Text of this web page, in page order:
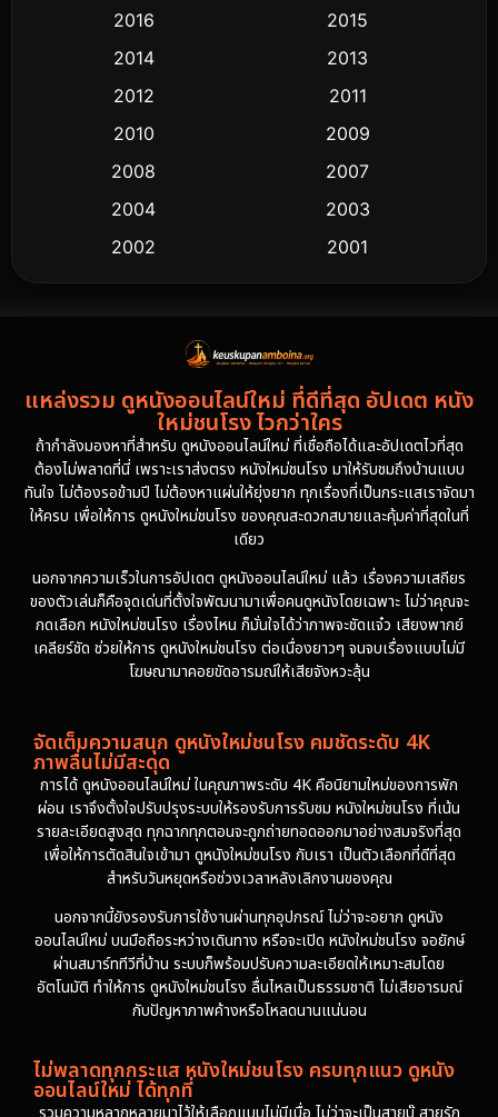
2016
2015
2014
2013
2012
2011
2010
2009
2008
2007
2004
2003
2002
2001
2000
1997
1986
1985
1981
1978
1974
แหล่งรวม ดูหนังออนไลน์ใหม่ ที่ดีที่สุด อัปเดต หนัง
ใหม่ชนโรง ไวกว่าใคร
ถ้ากำลังมองหาที่สำหรับ ดูหนังออนไลน์ใหม่ ที่เชื่อถือได้และอัปเดตไวที่สุด
ต้องไม่พลาดที่นี่ เพราะเราส่งตรง หนังใหม่ชนโรง มาให้รับชมถึงบ้านแบบ
ทันใจ ไม่ต้องรอข้ามปี ไม่ต้องหาแผ่นให้ยุ่งยาก ทุกเรื่องที่เป็นกระแสเราจัดมา
ให้ครบ เพื่อให้การ ดูหนังใหม่ชนโรง ของคุณสะดวกสบายและคุ้มค่าที่สุดในที่
เดียว
นอกจากความเร็วในการอัปเดต ดูหนังออนไลน์ใหม่ แล้ว เรื่องความเสถียร
ของตัวเล่นก็คือจุดเด่นที่ตั้งใจพัฒนามาเพื่อคนดูหนังโดยเฉพาะ ไม่ว่าคุณจะ
กดเลือก หนังใหม่ชนโรง เรื่องไหน ก็มั่นใจได้ว่าภาพจะชัดแจ๋ว เสียงพากย์
เคลียร์ชัด ช่วยให้การ ดูหนังใหม่ชนโรง ต่อเนื่องยาวๆ จนจบเรื่องแบบไม่มี
โฆษณามาคอยขัดอารมณ์ให้เสียจังหวะลุ้น
จัดเต็มความสนุก ดูหนังใหม่ชนโรง คมชัดระดับ 4K
ภาพลื่นไม่มีสะดุด
การได้ ดูหนังออนไลน์ใหม่ ในคุณภาพระดับ 4K คือนิยามใหม่ของการพัก
ผ่อน เราจึงตั้งใจปรับปรุงระบบให้รองรับการรับชม หนังใหม่ชนโรง ที่เน้น
รายละเอียดสูงสุด ทุกฉากทุกตอนจะถูกถ่ายทอดออกมาอย่างสมจริงที่สุด
เพื่อให้การตัดสินใจเข้ามา ดูหนังใหม่ชนโรง กับเรา เป็นตัวเลือกที่ดีที่สุด
สำหรับวันหยุดหรือช่วงเวลาหลังเลิกงานของคุณ
นอกจากนี้ยังรองรับการใช้งานผ่านทุกอุปกรณ์ ไม่ว่าจะอยาก ดูหนัง
ออนไลน์ใหม่ บนมือถือระหว่างเดินทาง หรือจะเปิด หนังใหม่ชนโรง จอยักษ์
ผ่านสมาร์ททีวีที่บ้าน ระบบก็พร้อมปรับความละเอียดให้เหมาะสมโดย
อัตโนมัติ ทำให้การ ดูหนังใหม่ชนโรง ลื่นไหลเป็นธรรมชาติ ไม่เสียอารมณ์
กับปัญหาภาพค้างหรือโหลดนานแน่นอน
ไม่พลาดทุกกระแส หนังใหม่ชนโรง ครบทุกแนว ดูหนัง
ออนไลน์ใหม่ ได้ทุกที่